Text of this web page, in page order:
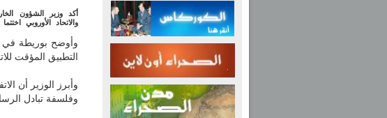
أكد وزير الشؤون
والاتحاد الأوروبي
وأوضح بوريطة في
التطبيق المؤقت
وأبرز الوزير أن
وفلسفة تبادل الرسائل الموقعة